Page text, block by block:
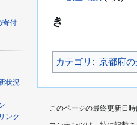
き
カテゴリ : 京都府の
寄付
状況
ンク
このページの最終更新日